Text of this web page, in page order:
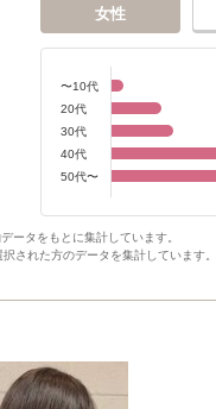
女性
〜10代
20代
30代
40代
50代〜
ータをもとに集計しています。
された方のデータを集計しています。